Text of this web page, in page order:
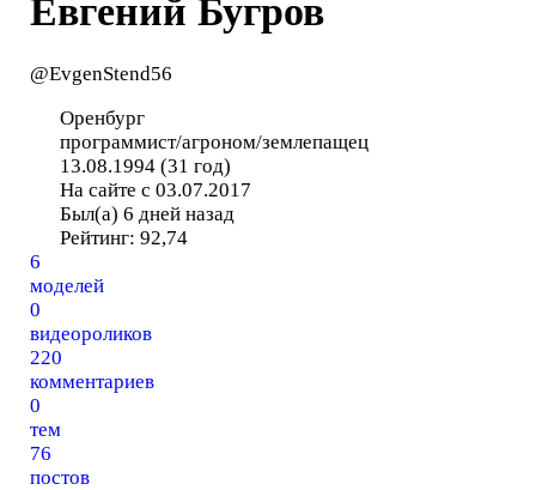
Евгений Бугров
@EvgenStend56
Оренбург
программист/агроном/землепащец
13.08.1994 (31 год)
На сайте с 03.07.2017
Был(а) 6 дней назад
Рейтинг: 92,74
6
моделей
0
видеороликов
220
комментариев
0
тем
76
постов